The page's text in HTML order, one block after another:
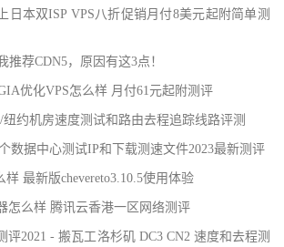
日本双ISP VPS八折促销月付8美元起附简单测
推荐CDN5，原因有这3点！
优化VPS怎么样 月付61元起附测评
约机房速度测试和路由去程追踪线路评测
数据中心测试IP和下载测速文件2023最新测评
样 最新版chevereto3.10.5使用体验
怎么样 腾讯云香港一区网络测评
评2021 - 搬瓦工洛杉矶 DC3 CN2 速度和去程测